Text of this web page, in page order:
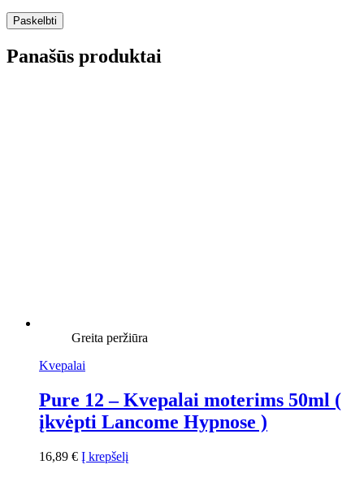
Panašūs produktai
Greita peržiūra
Kvepalai
Pure 12 – Kvepalai moterims 50ml (
įkvėpti Lancome Hypnose )
16,89 € Į krepšelį